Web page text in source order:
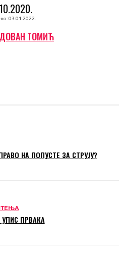
03.01.2022.
ТОМИЋ
НА ПОПУСТЕ ЗА СТРУЈУ?
ПРВАКА